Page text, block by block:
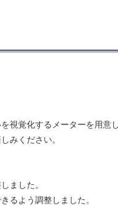
視覚化するメーターを用意
みください。
ました。
るよう調整しました。